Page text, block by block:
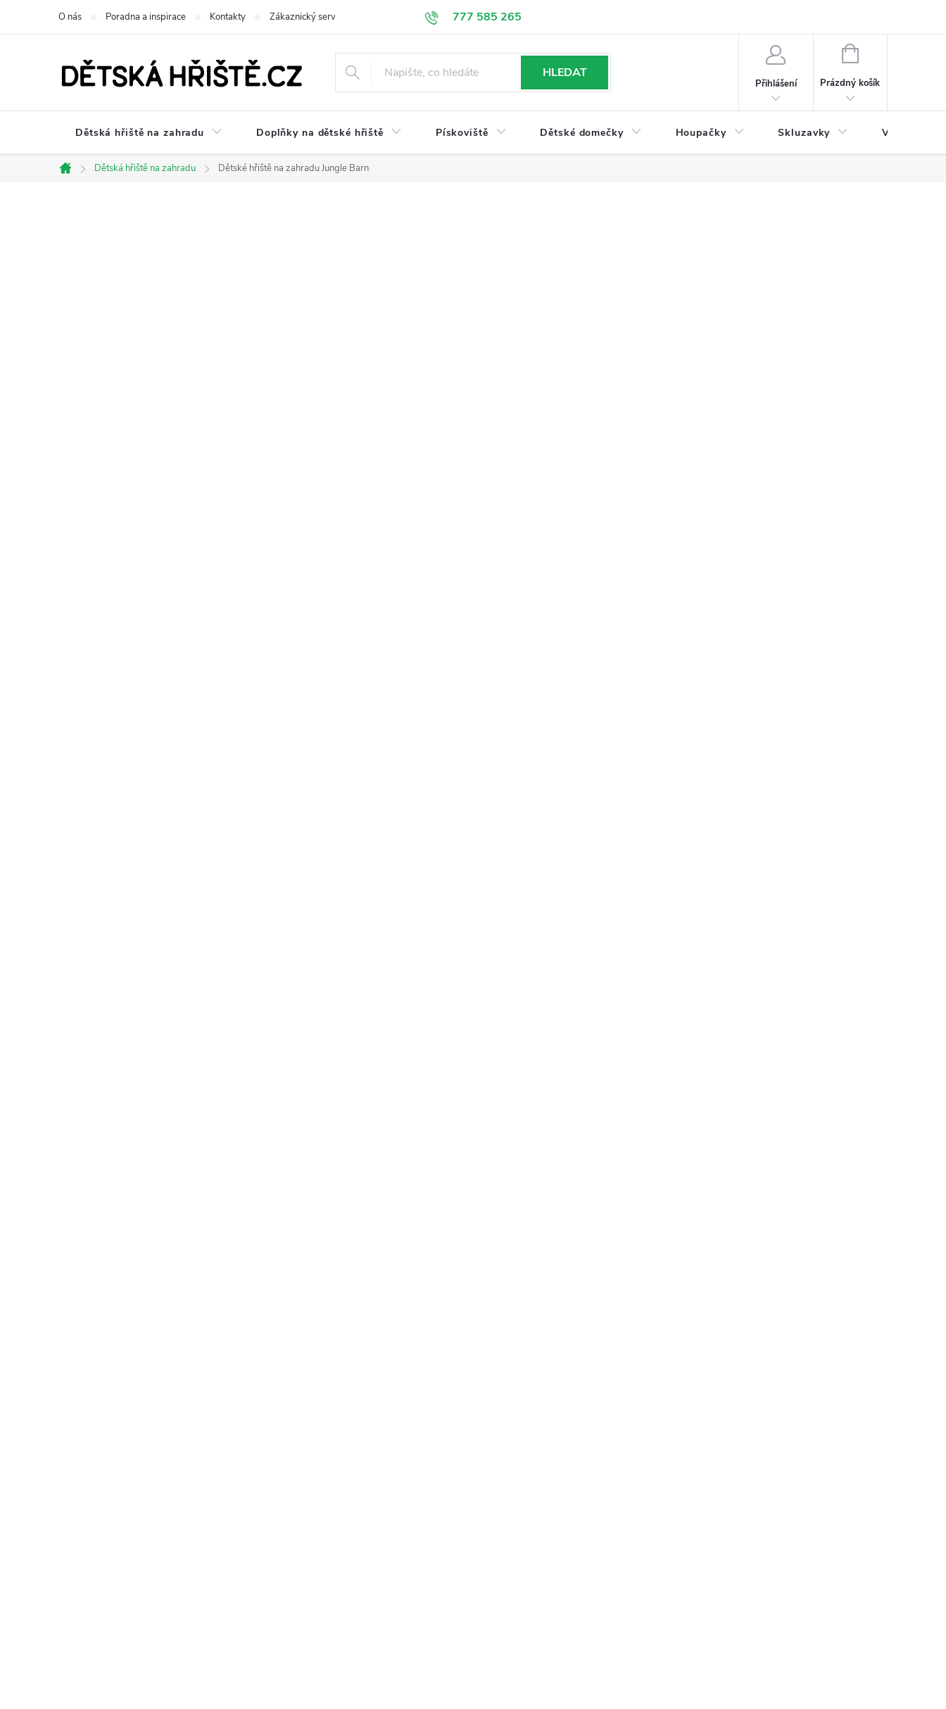
777 585 265
O nás Poradna a inspirace Kontakty Zákaznický servis Doprava a platba Obchodní podmínky
HLEDAT
Přihlášení
NÁKUPNÍ
Prázdný košík
Dětská hřiště na zahradu Doplňky na dětské hřiště Pískoviště Dětské domečky Houpačky Skluzavky Veřejná
Domů
Dětská hřiště na zahradu Dětské hřiště na zahradu Jungle Barn